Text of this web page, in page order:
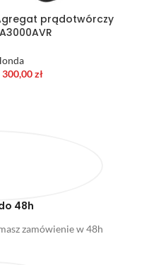
prądotwórczy
300,00zł
48h
zamówienie w 48h